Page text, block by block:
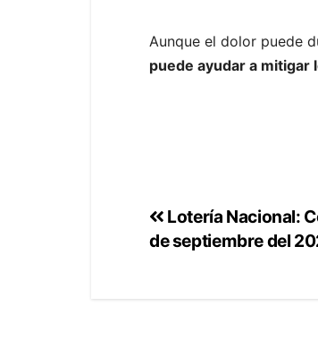
Aunque el dolor puede
puede ayudar a
Lotería Nacional:
de septiembre del